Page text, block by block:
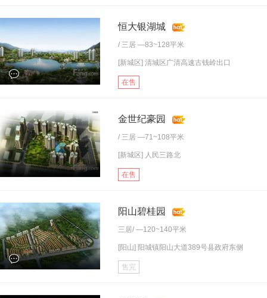
恒大银湖城
/ 三居 —83~128平米
[新城区] 清城区广清高速古钱岭出口
在售
金世纪豪园
/ 三居 —71~108平米
[新城区] 人民三路北
在售
阳山碧桂园
三居/ —120~140平米
[阳山] 阳城镇阳山大道389号县政府东侧
售完